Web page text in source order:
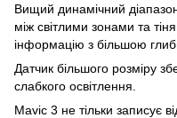
Вищий динамічний
між світлими зонами та
інформацію з більшою
Датчик більшого розміру
слабкого освітлення.
Mavic 3 не тільки записує